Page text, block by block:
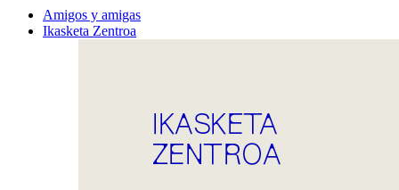
Amigos y amigas
Ikasketa Zentroa